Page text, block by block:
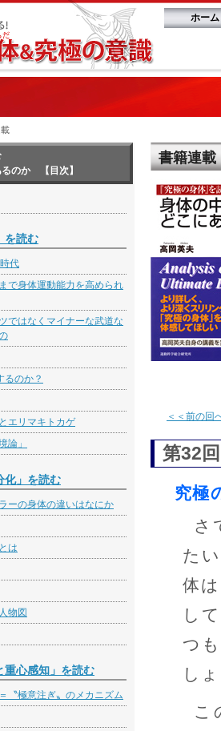
ホーム
のか 【目次】
を読む
代
で身体運動能力を高められ
ではなくマイナーな武道な
るのか？
エリマキトカゲ
論」
化」を読む
ーの身体の違いはなにか
は
物図
重心感知」を読む
〝極意注ぎ〟のメカニズム
書籍連
＜＜前の回
第32
究極
さ
た
体
し
つ
し
こ